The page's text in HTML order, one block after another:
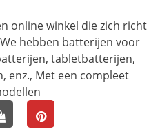
online winkel die zich richt
hebben batterijen voor
tabletbatterijen,
enz., Met een compleet